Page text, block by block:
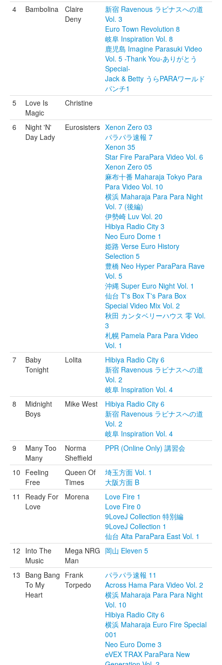
4
Bambolina
Claire
Deny
新宿 Ravenous ラビナスへの道
Vol. 3
Euro Town Revolution 8
岐阜 Inspiration Vol. 8
鹿児島 Imagine Parasuki Video
Vol. 5 -Thank You-ありがとう
Special-
Jack & Betty うらPARAワールド
パンチ1
5
Love Is
Magic
Christine
6
Night 'N'
Day Lady
Eurosisters Xenon Zero 03
パラパラ速報 7
Xenon 35
Star Fire ParaPara Video Vol. 6
Xenon Zero 05
麻布十番 Maharaja Tokyo Para
Para Video Vol. 10
横浜 Maharaja Para Para Night
Vol. 7 (後編)
伊勢崎 Luv Vol. 20
Hibiya Radio City 3
Neo Euro Dome 1
姫路 Verse Euro History
Selection 5
豊橋 Neo Hyper ParaPara Rave
Vol. 5
沖縄 Super Euro Night Vol. 1
仙台 T's Box T's Para Box
Special Video Mix Vol. 2
秋田 カンタベリーハウス 零 Vol.
3
札幌 Pamela Para Para Video
Vol. 1
7
Baby
Tonight
Lolita
Hibiya Radio City 6
新宿 Ravenous ラビナスへの道
Vol. 2
岐阜 Inspiration Vol. 4
8
Midnight
Boys
Mike West
Hibiya Radio City 6
新宿 Ravenous ラビナスへの道
Vol. 2
岐阜 Inspiration Vol. 4
9
Many Too
Many
Norma
Sheffield
PPR (Online Only) 講習会
10 Feeling
Free
Queen Of
Times
埼玉方面 Vol. 1
大阪方面 B
11
Ready For
Love
Morena
Love Fire 1
Love Fire 0
9LoveJ Collection 特別編
9LoveJ Collection 1
仙台 Alta ParaPara East Vol. 1
12 Into The
Music
Mega NRG
Man
岡山 Eleven 5
13 Bang Bang
To My
Heart
Frank
Torpedo
パラパラ速報 11
Across Hama Para Video Vol. 2
横浜 Maharaja Para Para Night
Vol. 10
Hibiya Radio City 6
横浜 Maharaja Euro Fire Special
001
Neo Euro Dome 3
eVEX TRAX ParaPara New